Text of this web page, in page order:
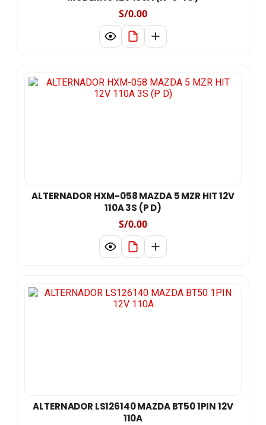
S/0.00
ALTERNADOR HXM-058 MAZDA 5 MZR HIT 12V
110A 3S (P D)
S/0.00
ALTERNADOR LS126140 MAZDA BT50 1PIN 12V
110A